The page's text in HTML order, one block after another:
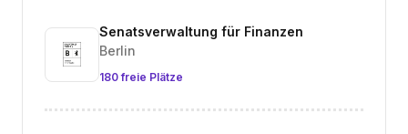
Senatsverwaltung für Finanzen
Berlin
180 freie Plätze